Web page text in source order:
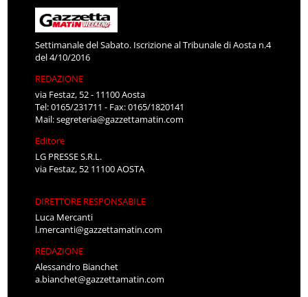
Settimanale del Sabato. Iscrizione al Tribunale di Aosta n.4
del 4/10/2016
REDAZIONE
via Festaz, 52 - 11100 Aosta
Tel: 0165/231711 - Fax: 0165/1820141
Mail:segreteria@gazzettamatin.com
Editore
LG PRESSE S.R.L.
via Festaz, 52 11100 AOSTA
DIRETTORE RESPONSABILE
Luca Mercanti
l.mercanti@gazzettamatin.com
REDAZIONE
Alessandro Bianchet
a.bianchet@gazzettamatin.com